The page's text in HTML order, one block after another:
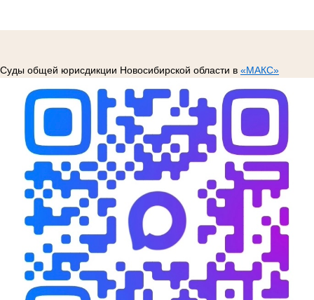
Суды общей юрисдикции Новосибирской области в «МАКС»